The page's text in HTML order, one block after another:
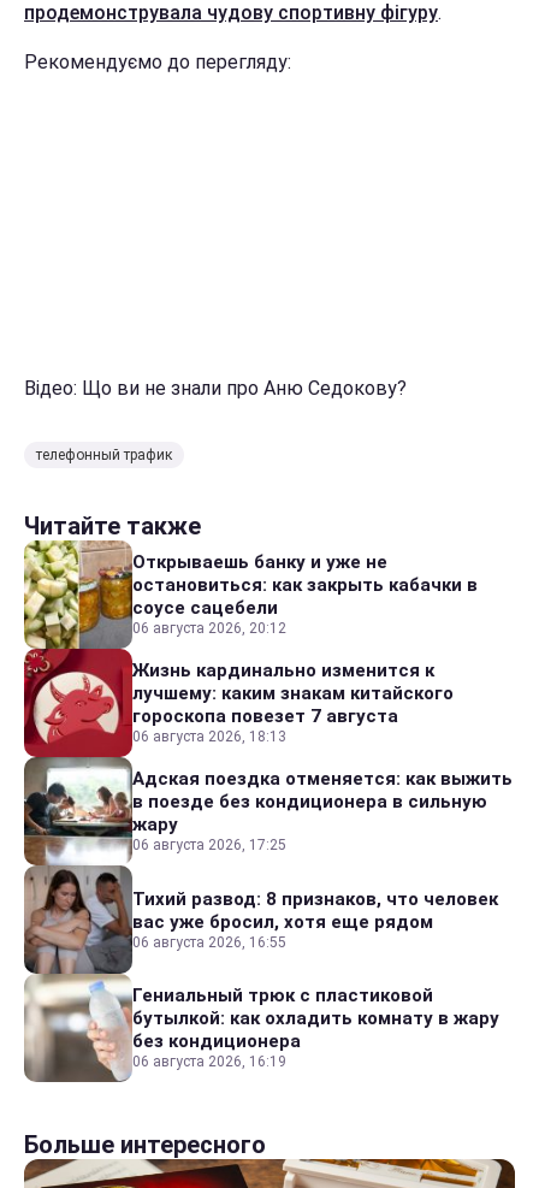
продемонструвала чудову спортивну фігуру.
Рекомендуємо до перегляду:
Відео: Що ви не знали про Аню Седокову?
телефонный трафик
Читайте также
Открываешь банку и уже не
остановиться: как закрыть кабачки в
соусе сацебели
06 августа 2026, 20:12
Жизнь кардинально изменится к
лучшему: каким знакам китайского
гороскопа повезет 7 августа
06 августа 2026, 18:13
Адская поездка отменяется: как выжить
в поезде без кондиционера в сильную
жару
06 августа 2026, 17:25
Тихий развод: 8 признаков, что человек
вас уже бросил, хотя еще рядом
06 августа 2026, 16:55
Гениальный трюк с пластиковой
бутылкой: как охладить комнату в жару
без кондиционера
06 августа 2026, 16:19
Больше интересного